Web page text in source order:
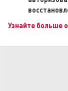
Узнайте больше